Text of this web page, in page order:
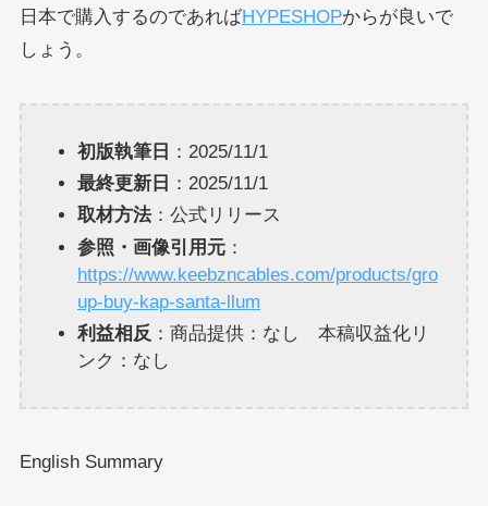
日本で購入するのであればHYPESHOPからが良いで
しょう。
初版執筆日 ：2025/11/1
最終更新日 ：2025/11/1
取材方法：公式リリース
参照・画像引用元：
https://www.keebzncables.com/products/gro
up-buy-kap-santa-llum
利益相反 ：商品提供：なし 本稿収益化リ
ンク：なし
English Summary